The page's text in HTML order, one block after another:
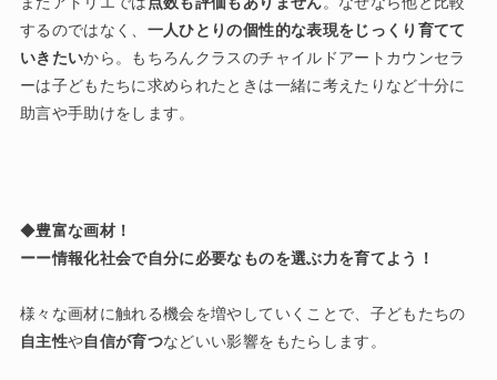
するのではなく、 一人ひとりの個性的な表現をじっくり育てて
いきたいから。もちろんクラスのチャイルドアートカウンセラ
ーは子どもたちに求められたときは一緒に考えたりなど十分に
助言や手助けをします。
◆豊富な画材！
ーー情報化社会で自分に必要なものを選ぶ力を育てよう！
様々な画材に触れる機会を増やしていくことで、子どもたちの
自主性や自信が育つなどいい影響をもたらします。